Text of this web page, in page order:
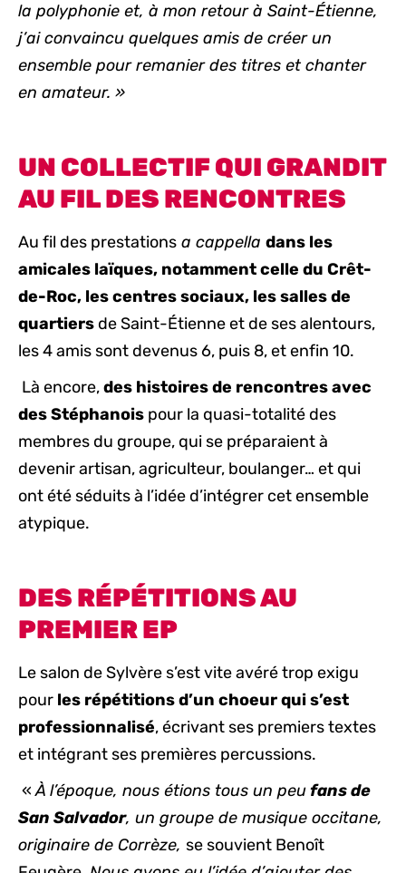
la polyphonie et, à mon retour à Saint-Étienne,
j’ai convaincu quelques amis de créer un
ensemble pour remanier des titres et chanter
en amateur. »
UN COLLECTIF QUI GRANDIT
AU FIL DES RENCONTRES
Au fil des prestations a cappella dans les
amicales laïques, notamment celle du Crêt-
de-Roc, les centres sociaux, les salles de
quartiers de Saint-Étienne et de ses alentours,
les 4 amis sont devenus 6, puis 8, et enfin 10.
Là encore,des histoires de rencontres avec
des Stéphanois pour la quasi-totalité des
membres du groupe, qui se préparaient à
devenir artisan, agriculteur, boulanger… et qui
ont été séduits à l’idée d’intégrer cet ensemble
atypique.
DES RÉPÉTITIONS AU
PREMIER EP
Le salon de Sylvère s’est vite avéré trop exigu
pour les répétitions d’un choeur qui s’est
professionnalisé, écrivant ses premiers textes
et intégrant ses premières percussions.
«À l’époque, nous étions tous un peufans de
San Salvador, un groupe de musique occitane,
originaire de Corrèze, se souvient Benoît